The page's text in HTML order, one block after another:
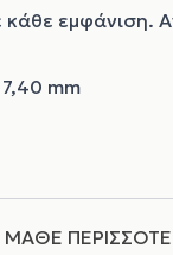
εμφάνιση.
mm
ΜΑΘΕ